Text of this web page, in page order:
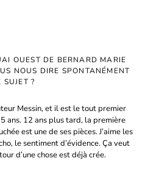
OUEST DE BERNARD MARIE
NOUS DIRE SPONTANÉMENT
SUJET ?
Messin, et il est le tout premier
ans. 12 ans plus tard, la première
est une de ses pièces. J’aime les
le sentiment d’évidence. Ça veut
d’une chose est déjà crée.